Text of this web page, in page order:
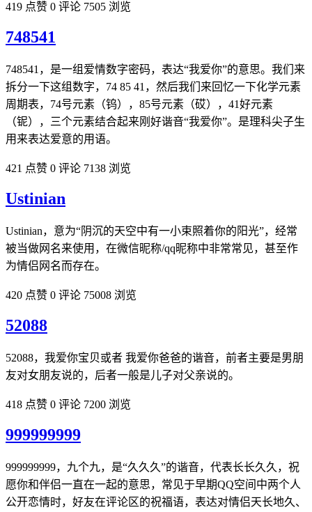
419 点赞 0 评论 7505 浏览
748541
748541，是一组爱情数字密码，表达“我爱你”的意思。我们来
拆分一下这组数字，74 85 41，然后我们来回忆一下化学元素
周期表，74号元素（钨），85号元素（砹），41好元素
（铌），三个元素结合起来刚好谐音“我爱你”。是理科尖子生
用来表达爱意的用语。
421 点赞 0 评论 7138 浏览
Ustinian
Ustinian，意为“阴沉的天空中有一小束照着你的阳光”，经常
被当做网名来使用，在微信昵称/qq昵称中非常常见，甚至作
为情侣网名而存在。
420 点赞 0 评论 75008 浏览
52088
52088，我爱你宝贝或者 我爱你爸爸的谐音，前者主要是男朋
友对女朋友说的，后者一般是儿子对父亲说的。
418 点赞 0 评论 7200 浏览
999999999
999999999，九个九，是“久久久”的谐音，代表长长久久，祝
愿你和伴侣一直在一起的意思，常见于早期QQ空间中两个人
公开恋情时，好友在评论区的祝福语，表达对情侣天长地久、